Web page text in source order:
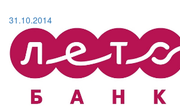
31.10.2014